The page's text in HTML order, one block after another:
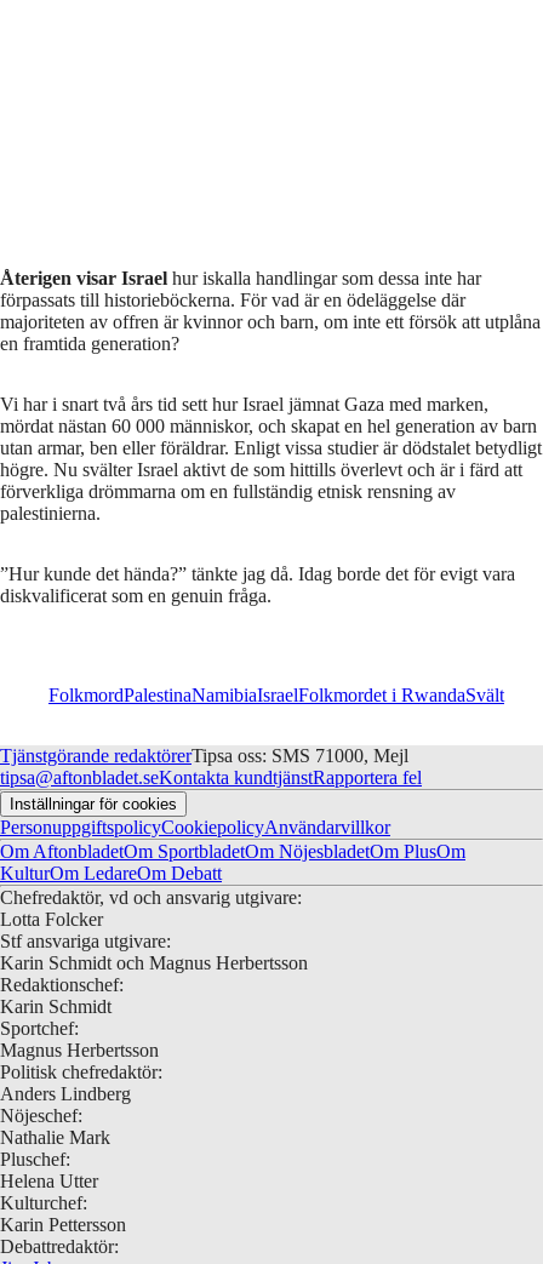
Återigen visar Israel hur iskalla handlingar som dessa inte har
förpassats till historieböckerna. För vad är en ödeläggelse där
majoriteten av offren är kvinnor och barn, om inte ett försök att utplåna
en framtida generation?
Vi har i snart två års tid sett hur Israel jämnat Gaza med marken,
mördat nästan 60 000 människor, och skapat en hel generation av barn
utan armar, ben eller föräldrar. Enligt vissa studier är dödstalet betydligt
högre. Nu svälter Israel aktivt de som hittills överlevt och är i färd att
förverkliga drömmarna om en fullständig etnisk rensning av
palestinierna.
”Hur kunde det hända?” tänkte jag då. Idag borde det för evigt vara
diskvalificerat som en genuin fråga.
FolkmordPalestinaNamibiaIsraelFolkmordet i RwandaSvält
Tjänstgörande redaktörerTipsa oss: SMS 71000, Mejl
tipsa@aftonbladet.seKontakta kundtjänstRapportera fel
Inställningar för cookies
PersonuppgiftspolicyCookiepolicyAnvändarvillkor
Om AftonbladetOm SportbladetOm NöjesbladetOm PlusOm
KulturOm LedareOm Debatt
Chefredaktör, vd och ansvarig utgivare:
Lotta Folcker
Stf ansvariga utgivare:
Karin Schmidt och Magnus Herbertsson
Redaktionschef:
Karin Schmidt
Sportchef:
Magnus Herbertsson
Politisk chefredaktör:
Anders Lindberg
Nöjeschef:
Nathalie Mark
Pluschef:
Helena Utter
Kulturchef:
Karin Pettersson
Debattredaktör: